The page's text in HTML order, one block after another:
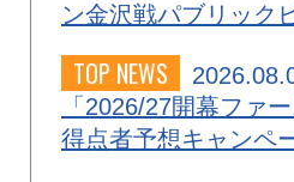
ン金沢戦パブリック
TOP NEWS
「2026/27開幕ファ
得点者予想キャンペ